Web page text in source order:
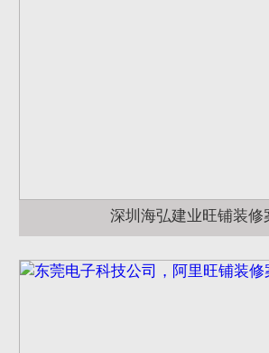
深圳海弘建业旺铺装修